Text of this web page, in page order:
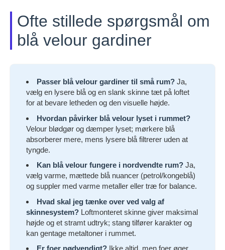
Ofte stillede spørgsmål om
blå velour gardiner
Passer blå velour gardiner til små rum? Ja,
vælg en lysere blå og en slank skinne tæt på loftet
for at bevare letheden og den visuelle højde.
Hvordan påvirker blå velour lyset i rummet?
Velour blødgør og dæmper lyset; mørkere blå
absorberer mere, mens lysere blå filtrerer uden at
tyngde.
Kan blå velour fungere i nordvendte rum? Ja,
vælg varme, mættede blå nuancer (petrol/kongeblå)
og suppler med varme metaller eller træ for balance.
Hvad skal jeg tænke over ved valg af
skinnesystem? Loftmonteret skinne giver maksimal
højde og et stramt udtryk; stang tilfører karakter og
kan gentage metaltoner i rummet.